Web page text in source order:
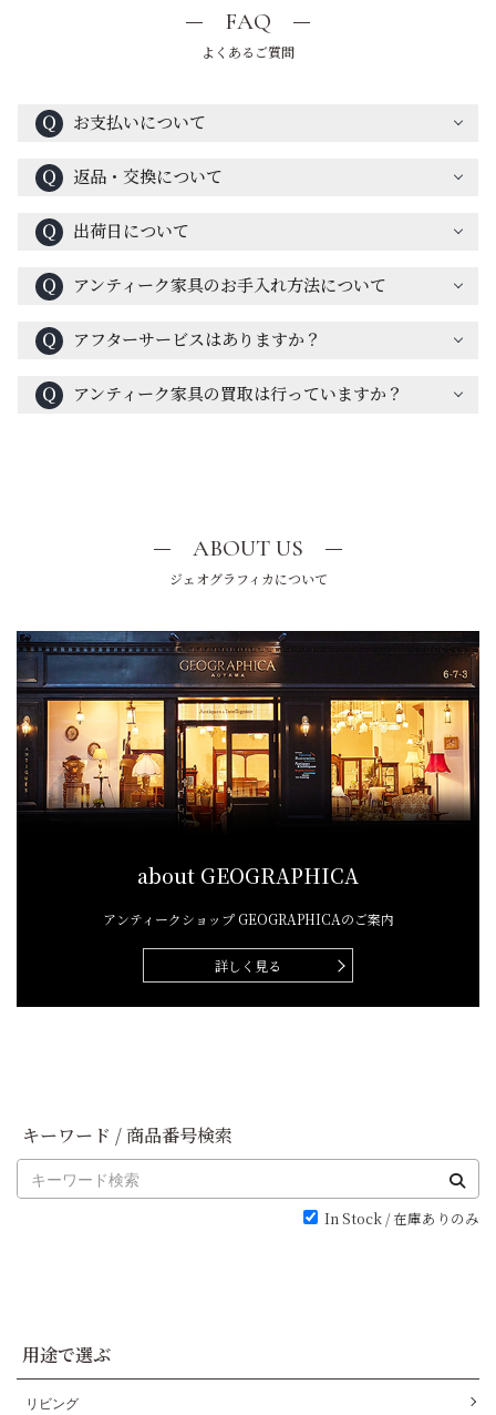
FAQ
よくあるご質問
Ｑ お支払いについて
Ｑ 返品・交換について
Ｑ 出荷日について
Ｑ アンティーク家具のお手入れ方法について
Ｑ アフターサービスはありますか？
Ｑ アンティーク家具の買取は行っていますか？
ABOUT US
ジェオグラフィカについて
about GEOGRAPHICA
アンティークショップGEOGRAPHICAのご案内
詳しく見る
キーワード / 商品番号検索
In Stock / 在庫ありのみ
用途で選ぶ
リビング